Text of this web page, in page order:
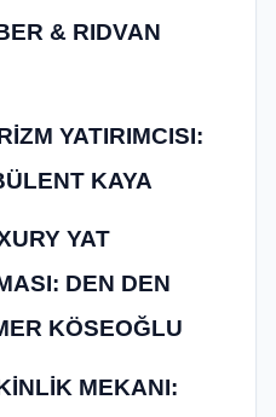
& RIDVAN
YATIRIMCISI:
KAYA
YAT
DEN DEN
KÖSEOĞLU
MEKANI: